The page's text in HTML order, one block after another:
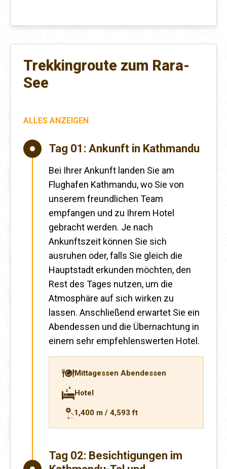
Trekkingroute zum Rara-
See
ALLES ANZEIGEN
Tag 01: Ankunft in Kathmandu
Bei Ihrer Ankunft landen Sie am
Flughafen Kathmandu, wo Sie von
unserem freundlichen Team
empfangen und zu Ihrem Hotel
gebracht werden. Je nach
Ankunftszeit können Sie sich
ausruhen oder, falls Sie gleich die
Hauptstadt erkunden möchten, den
Rest des Tages nutzen, um die
Atmosphäre auf sich wirken zu
lassen. Anschließend erwartet Sie ein
Abendessen und die Übernachtung in
einem sehr empfehlenswerten Hotel.
Mittagessen Abendessen
Hotel
1,400 m / 4,593 ft
Tag 02: Besichtigungen im